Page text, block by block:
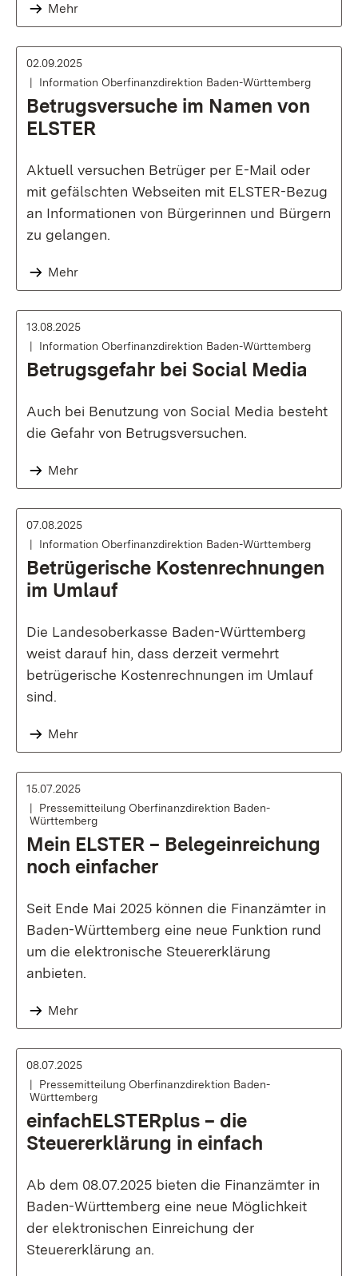
Mehr
02.09.2025
Information Oberfinanzdirektion Baden-Württemberg
Betrugsversuche im Namen von
ELSTER
Aktuell versuchen Betrüger per E-Mail oder
mit gefälschten Webseiten mit ELSTER-Bezug
an Informationen von Bürgerinnen und Bürgern
zu gelangen.
Mehr
13.08.2025
Information Oberfinanzdirektion Baden-Württemberg
Betrugsgefahr bei Social Media
Auch bei Benutzung von Social Media besteht
die Gefahr von Betrugsversuchen.
Mehr
07.08.2025
Information Oberfinanzdirektion Baden-Württemberg
Betrügerische Kostenrechnungen
im Umlauf
Die Landesoberkasse Baden-Württemberg
weist darauf hin, dass derzeit vermehrt
betrügerische Kostenrechnungen im Umlauf
sind.
Mehr
15.07.2025
Pressemitteilung Oberfinanzdirektion Baden-
Württemberg
Mein ELSTER – Belegeinreichung
noch einfacher
Seit Ende Mai 2025 können die Finanzämter in
Baden-Württemberg eine neue Funktion rund
um die elektronische Steuererklärung
anbieten.
Mehr
08.07.2025
Pressemitteilung Oberfinanzdirektion Baden-
Württemberg
einfachELSTERplus – die
Steuererklärung in einfach
Ab dem 08.07.2025 bieten die Finanzämter in
Baden-Württemberg eine neue Möglichkeit
der elektronischen Einreichung der
Steuererklärung an.